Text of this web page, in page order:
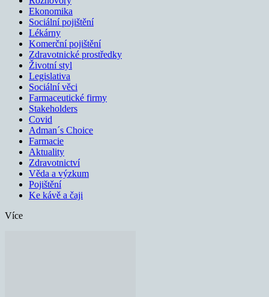
Ekonomika
Sociální pojištění
Lékárny
Komerční pojištění
Zdravotnické prostředky
Životní styl
Legislativa
Sociální věci
Farmaceutické firmy
Stakeholders
Covid
Adman´s Choice
Farmacie
Aktuality
Zdravotnictví
Věda a výzkum
Pojištění
Ke kávě a čaji
Více